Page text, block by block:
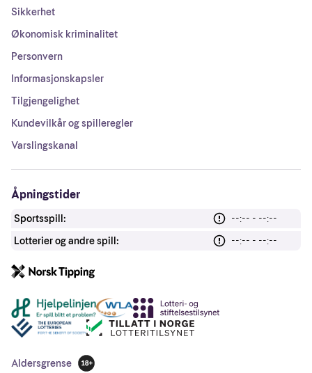
Sikkerhet
Økonomisk kriminalitet
Personvern
Informasjonskapsler
Tilgjengelighet
Kundevilkår og spilleregler
Varslingskanal
Åpningstider
Sportsspill:
--:-- - --:--
Lotterier og andre spill:
--:-- - --:--
Andre lenker
Aldersgrense
18 år